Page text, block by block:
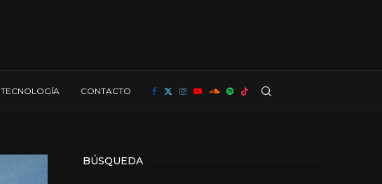
TECNOLOGÍA CONTACTO
BÚSQUEDA